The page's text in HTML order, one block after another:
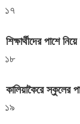
১৭
শিক্ষার্থীদের পাশে
১৮
কালিয়াকৈরে স্কুলের
১৯